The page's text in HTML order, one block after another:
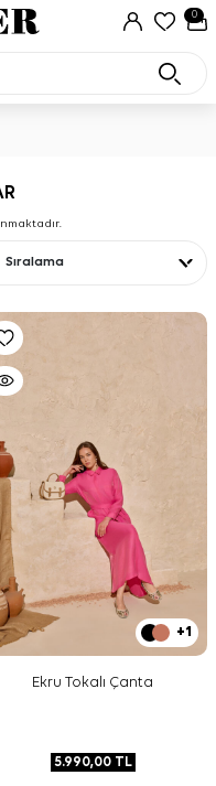
0
Sıralama
+1
Ekru Tokalı Çanta
5.990,00TL